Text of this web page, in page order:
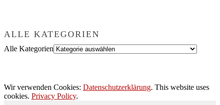
ALLE KATEGORIEN
Alle Kategorien
Wir verwenden Cookies: Datenschutzerklärung. This website uses
cookies. Privacy Policy.